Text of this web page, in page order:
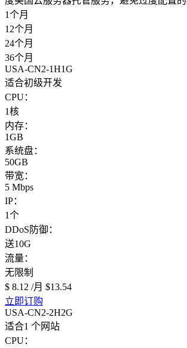
1个月
12个月
24个月
36个月
USA-CN2-1H1G
适合初级开发
CPU：
1核
内存：
1GB
系统盘：
50GB
带宽：
5 Mbps
IP：
1个
DDoS防御：
送10G
流量：
无限制
$ 8.12 /月 $13.54
立即订购
USA-CN2-2H2G
适合1 个网站
CPU：